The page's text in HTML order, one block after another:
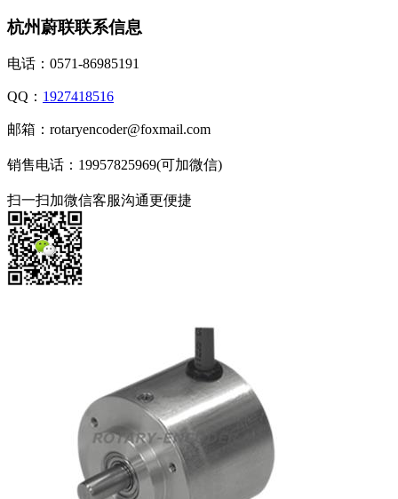
杭州蔚联联系信息
电话：0571-86985191
QQ： 1927418516
邮箱：rotaryencoder@foxmail.com
销售电话：19957825969(可加微信)
扫一扫加微信客服沟通更便捷